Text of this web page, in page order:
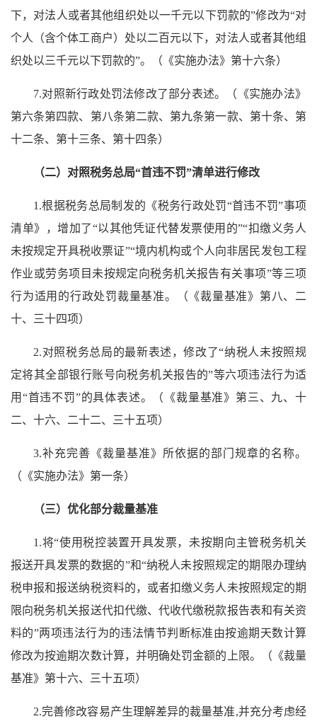
下，对法人或者其他组织处以一千元以下罚款的”修改为“对
个人（含个体工商户）处以二百元以下，对法人或者其他组
织处以三千元以下罚款的”。（《实施办法》第十六条）
7.对照新行政处罚法修改了部分表述。（《实施办法》
第六条第四款、第八条第二款、第九条第一款、第十条、第
十二条、第十三条、第十四条）
（二）对照税务总局“首违不罚”清单进行修改
1.根据税务总局制发的《税务行政处罚“首违不罚”事项
清单》，增加了“以其他凭证代替发票使用的”“扣缴义务人
未按规定开具税收票证”“境内机构或个人向非居民发包工程
作业或劳务项目未按规定向税务机关报告有关事项”等三项
行为适用的行政处罚裁量基准。（《裁量基准》第八、二
十、三十四项）
2.对照税务总局的最新表述，修改了“纳税人未按照规
定将其全部银行账号向税务机关报告的”等六项违法行为适
用“首违不罚”的具体表述。（《裁量基准》第三、九、十
二、十六、二十二、三十五项）
3.补充完善《裁量基准》所依据的部门规章的名称。
（《实施办法》第一条）
（三）优化部分裁量基准
1.将“使用税控装置开具发票，未按期向主管税务机关
报送开具发票的数据的”和“纳税人未按照规定的期限办理纳
税申报和报送纳税资料的，或者扣缴义务人未按照规定的期
限向税务机关报送代扣代缴、代收代缴税款报告表和有关资
料的”两项违法行为的违法情节判断标准由按逾期天数计算
修改为按逾期次数计算，并明确处罚金额的上限。（《裁量
基准》第十六、三十五项）
2.完善修改容易产生理解差异的裁量基准,并充分考虑经